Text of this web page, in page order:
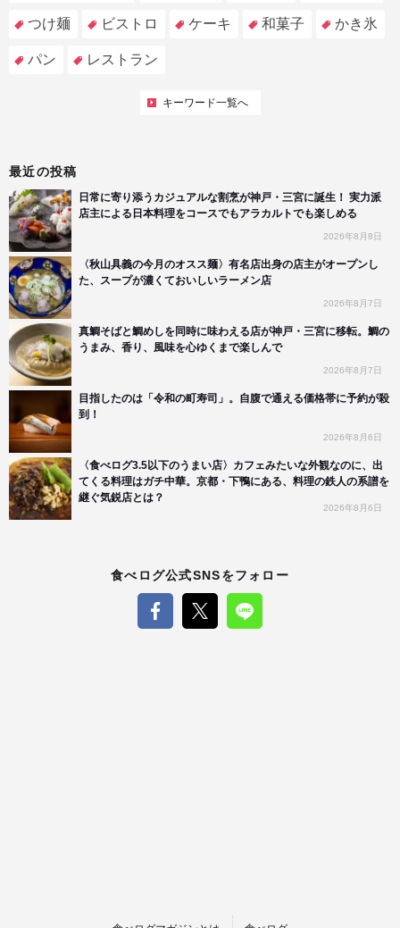
つけ麺 ビストロ ケーキ 和菓子 かき氷
パン レストラン
キーワード一覧へ
最近の投稿
日常に寄り添うカジュアルな割烹が神戸・三宮に誕生！ 実力派
店主による日本料理をコースでもアラカルトでも楽しめる
2026年8月8日
〈秋山具義の今月のオスス麺〉有名店出身の店主がオープンし
た、スープが濃くておいしいラーメン店
2026年8月7日
真鯛そばと鯛めしを同時に味わえる店が神戸・三宮に移転。鯛の
うまみ、香り、風味を心ゆくまで楽しんで
2026年8月7日
目指したのは「令和の町寿司」。自腹で通える価格帯に予約が殺
到！
2026年8月6日
〈食べログ3.5以下のうまい店〉カフェみたいな外観なのに、出
てくる料理はガチ中華。京都・下鴨にある、料理の鉄人の系譜を
継ぐ気鋭店とは？
2026年8月6日
食べログ公式SNSをフォロー